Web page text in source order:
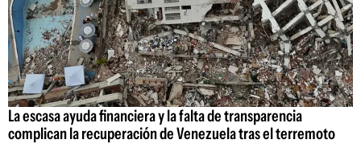
La escasa ayuda financiera y la falta de transparencia
complican la recuperación de Venezuela tras el terremoto